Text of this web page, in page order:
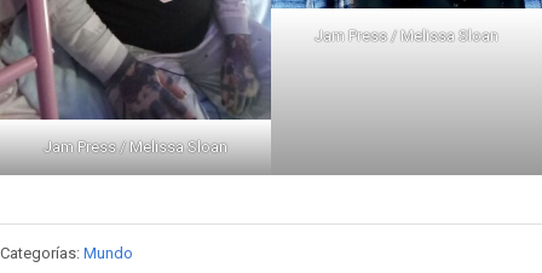
Jam Press / Melissa Sloan
Jam Press / Melissa Sloan
Categorías: Mundo